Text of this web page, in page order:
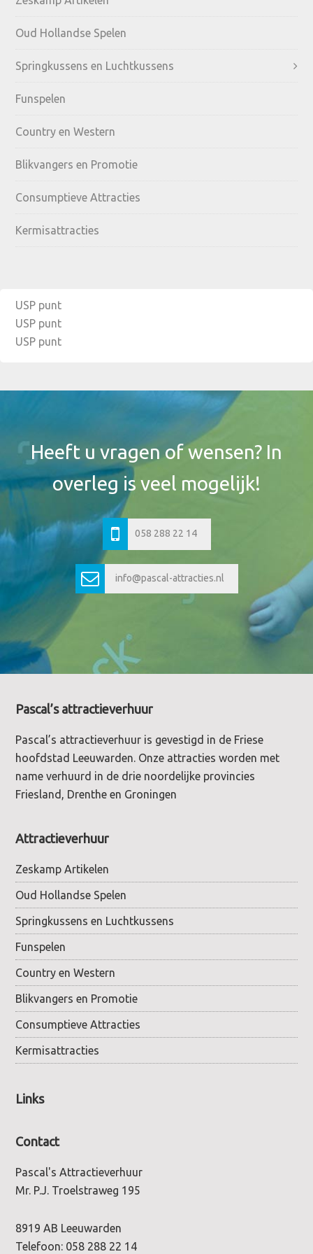
Sidebar
Oud Hollandse Spelen
Springkussens en Luchtkussens
Funspelen
Country en Western
Blikvangers en Promotie
Consumptieve Attracties
Kermisattracties
USP punt
USP punt
USP punt
Header
Heeft u vragen of wensen? In
overleg is veel mogelijk!
058 288 22 14
info@pascal-attracties.nl
Footer
Pascal’s attractieverhuur
Pascal’s attractieverhuur is gevestigd in de Friese
hoofdstad Leeuwarden. Onze attracties worden met
name verhuurd in de drie noordelijke provincies
Friesland, Drenthe en Groningen
Attractieverhuur
Zeskamp Artikelen
Oud Hollandse Spelen
Springkussens en Luchtkussens
Funspelen
Country en Western
Blikvangers en Promotie
Consumptieve Attracties
Kermisattracties
Links
Contact
Pascal's Attractieverhuur
Mr. P.J. Troelstraweg 195
8919 AB Leeuwarden
Telefoon: 058 288 22 14